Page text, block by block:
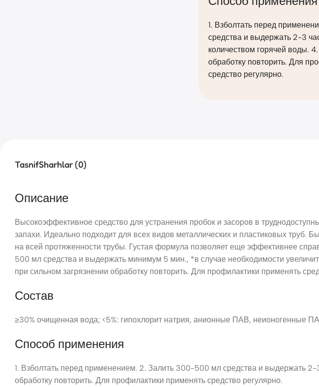
1. Взболтать перед
средства и выдержать 2-3
количеством горячей воды.
обработку повторить. Для
средство регулярно.
TasnifSharhlar (0)
Описание
Высокоэффективное средство для устранения пробок и засоров в
запахи. Идеально подходит для всех видов металлических и пластиковых труб.
на всей протяженности трубы. Густая формула позволяет еще эффективнее
500 мл средства и выдержать минимум 5 мин., *в случае необходимости
при сильном загрязнении обработку повторить. Для профилактики применять
Состав
≥30% очищенная вода; <5%: гипохлорит натрия, анионные ПАВ, неионогенные
Способ применения
1. Взболтать перед применением. 2. Залить 300-500 мл средства и выдержать
обработку повторить. Для профилактики применять средство регулярно.